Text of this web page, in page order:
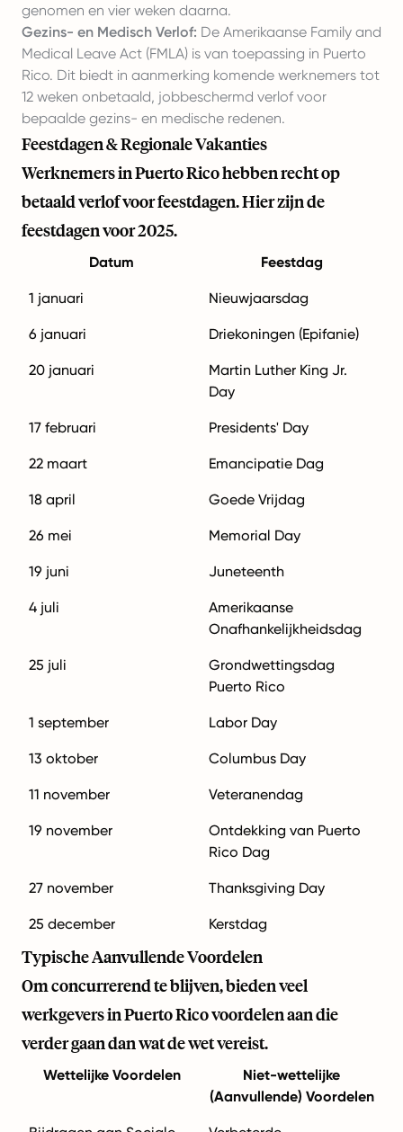
genomen en vier weken daarna.
Gezins- en Medisch Verlof: De Amerikaanse Family and
Medical Leave Act (FMLA) is van toepassing in Puerto
Rico. Dit biedt in aanmerking komende werknemers tot
12 weken onbetaald, jobbeschermd verlof voor
bepaalde gezins- en medische redenen.
Feestdagen & Regionale Vakanties
Werknemers in Puerto Rico hebben recht op
betaald verlof voor feestdagen. Hier zijn de
feestdagen voor 2025.
Datum Feestdag
1 januari Nieuwjaarsdag
6 januari Driekoningen (Epifanie)
20 januari
Martin Luther King Jr.
Day
17 februari Presidents' Day
22 maart Emancipatie Dag
18 april Goede Vrijdag
26 mei Memorial Day
19 juni Juneteenth
4 juli
Amerikaanse
Onafhankelijkheidsdag
25 juli
Grondwettingsdag
Puerto Rico
1 september Labor Day
13 oktober Columbus Day
11 november Veteranendag
19 november
Ontdekking van Puerto
Rico Dag
27 november Thanksgiving Day
25 december Kerstdag
Typische Aanvullende Voordelen
Om concurrerend te blijven, bieden veel
werkgevers in Puerto Rico voordelen aan die
verder gaan dan wat de wet vereist.
Wettelijke Voordelen
Niet-wettelijke
(Aanvullende) Voordelen